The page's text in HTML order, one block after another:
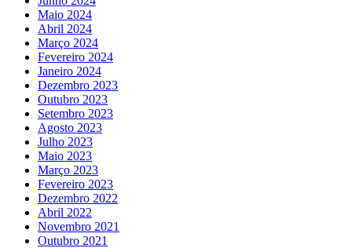
Maio 2024
Abril 2024
Março 2024
Fevereiro 2024
Janeiro 2024
Dezembro 2023
Outubro 2023
Setembro 2023
Agosto 2023
Julho 2023
Maio 2023
Março 2023
Fevereiro 2023
Dezembro 2022
Abril 2022
Novembro 2021
Outubro 2021